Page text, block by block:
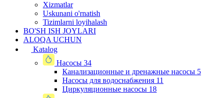
Xizmatlar
Uskunani o'rnatish
Tizimlarni loyihalash
BO'SH ISH JOYLARI
ALOQA UCHUN
Katalog
Насосы 34
Канализационные и дренажные насосы 5
Насосы для водоснабжения 11
Циркуляционные насосы 18